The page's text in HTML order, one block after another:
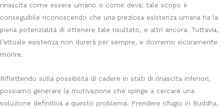
rinascita come essere umano o come deva; tale scopo è
conseguibile riconoscendo che una preziosa esistenza umana ha la
piena potenzialità di ottenere tale risultato, e altri ancora. Tuttavia,
l’attuale esistenza non durerà per sempre, e dovremo sicuramente
morire.
Riflettendo sulla possibilità di cadere in stati di rinascita inferiori,
possiamo generare la motivazione che spinge a cercare una
soluzione definitiva a questo problema. Prendere rifugio in Buddha,